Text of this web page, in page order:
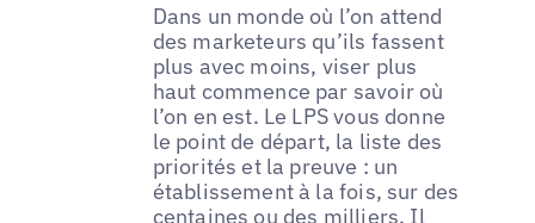
Dans un monde où l’on attend
des marketeurs qu’ils fassent
plus avec moins, viser plus
haut commence par savoir où
l’on en est. Le LPS vous donne
le point de départ, la liste des
priorités et la preuve : un
établissement à la fois, sur des
centaines ou des milliers. Il